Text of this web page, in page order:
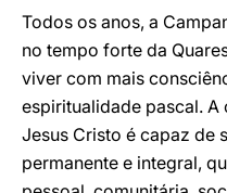
Todos os anos, a
no tempo forte da
viver com mais
espiritualidade pascal. A
Jesus Cristo é capaz de
permanente e integral,